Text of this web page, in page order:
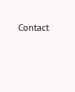
Contact